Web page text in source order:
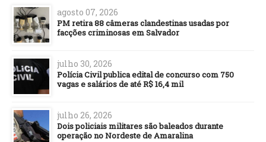
agosto 07, 2026
PM retira 88 câmeras clandestinas usadas por
facções criminosas em Salvador
julho 30, 2026
Polícia Civil publica edital de concurso com 750
vagas e salários de até R$ 16,4 mil
julho 26, 2026
Dois policiais militares são baleados durante
operação no Nordeste de Amaralina